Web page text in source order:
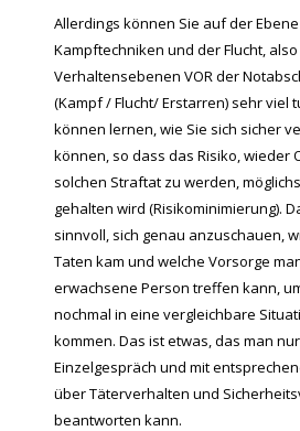
Allerdings können Sie auf der Ebene
Kampftechniken und der Flucht,
Verhaltensebenen VOR der
(Kampf / Flucht/ Erstarren) sehr viel
können lernen, wie Sie sich sicher
können, so dass das Risiko, wieder
solchen Straftat zu werden,
gehalten wird (Risikominimierung).
sinnvoll, sich genau anzuschauen,
Taten kam und welche Vorsorge
erwachsene Person treffen kann,
nochmal in eine vergleichbare
kommen. Das ist etwas, das man
Einzelgespräch und mit
über Täterverhalten und
beantworten kann.